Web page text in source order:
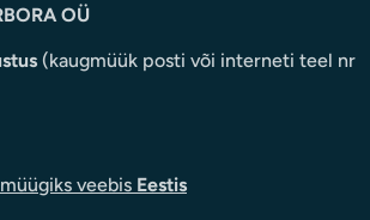
OÜ
(kaugmüük posti või interneti teel nr
veebis Eestis